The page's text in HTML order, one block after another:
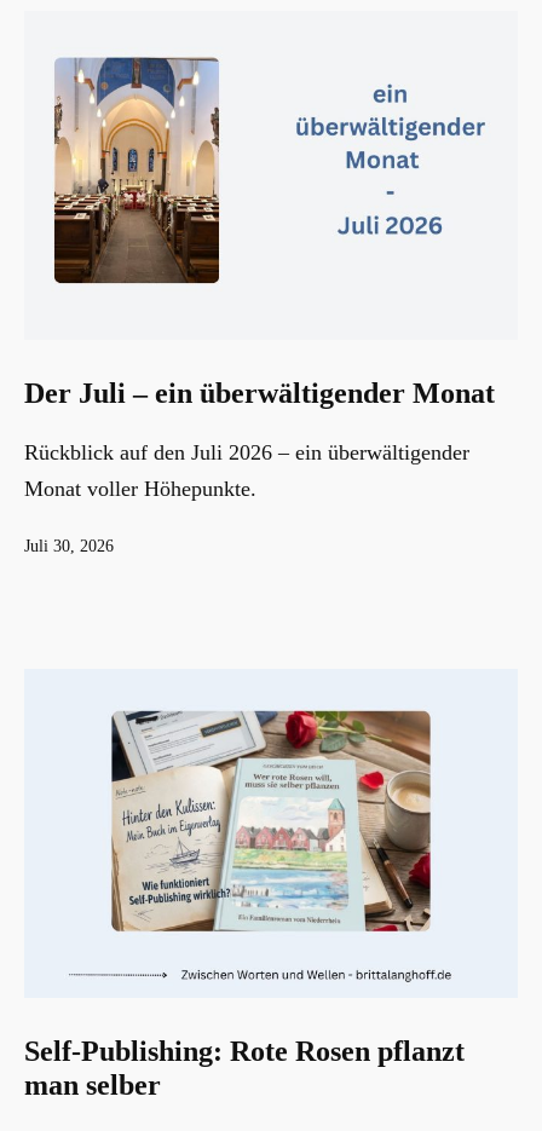
Der Juli – ein überwältigender Monat
Rückblick auf den Juli 2026 – ein überwältigender
Monat voller Höhepunkte.
Veröffentlicht
Juli 30, 2026
Self-Publishing: Rote Rosen pflanzt
man selber